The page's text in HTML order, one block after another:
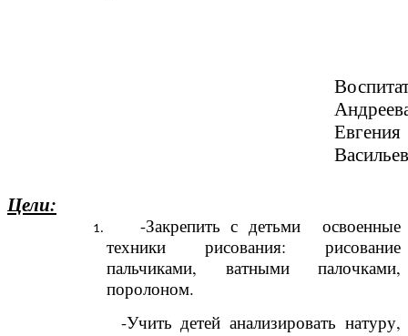
Евгения
Цели:
-Закрепить с детьми освоенные
техники рисования: рисование
пальчиками, ватными палочками,
поролоном.
-Учить детей анализировать натуру,